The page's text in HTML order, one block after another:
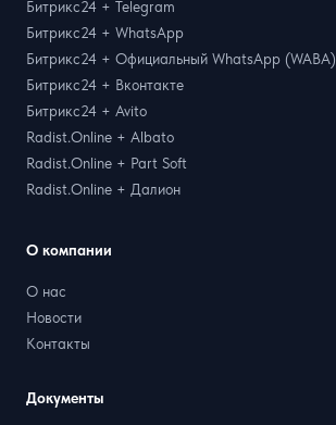
Битрикс24 + Telegram
Битрикс24 + WhatsApp
Битрикс24 + Официальный WhatsApp (WABA)
Битрикс24 + Вконтакте
Битрикс24 + Avito
Radist.Online + Albato
Radist.Online + Part Soft
Radist.Online + Далион
О компании
О нас
Новости
Контакты
Документы